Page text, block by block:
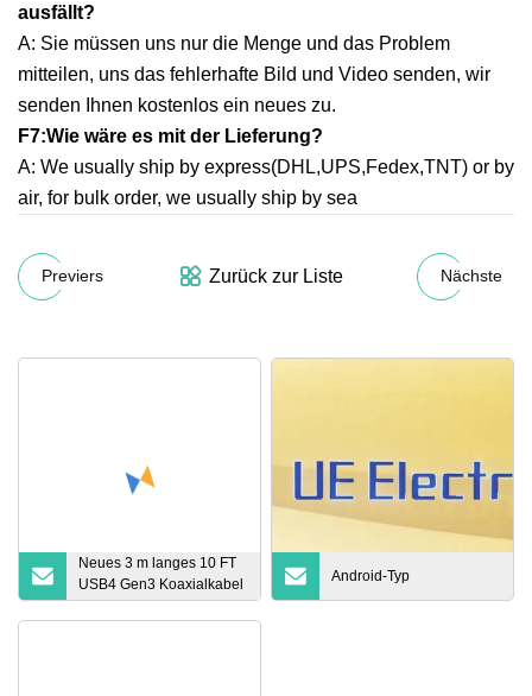
ausfällt?
A: Sie müssen uns nur die Menge und das Problem
mitteilen, uns das fehlerhafte Bild und Video senden, wir
senden Ihnen kostenlos ein neues zu.
F7:Wie wäre es mit der Lieferung?
A: We usually ship by express(DHL,UPS,Fedex,TNT) or by
air, for bulk order, we usually ship by sea
Previers Zurück zur Liste Nächste
Neues 3 m langes 10 FT
USB4 Gen3 Koaxialkabel
100 W Pd Charge
Thunderbolt 4 40 Gbit/s
Android-Typ